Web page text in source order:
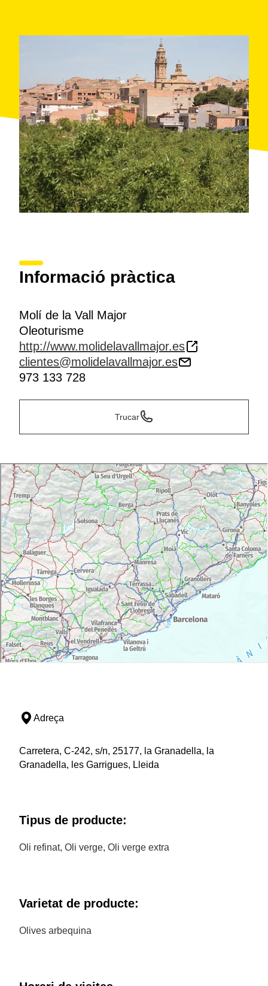
Informació pràctica
Molí de la Vall Major
Oleoturisme
http://www.molidelavallmajor.es
clientes@molidelavallmajor.es
973 133 728
Trucar
Adreça
Carretera, C-242, s/n, 25177, la Granadella, la
Granadella, les Garrigues, Lleida
Tipus de producte:
Oli refinat, Oli verge, Oli verge extra
Varietat de producte:
Olives arbequina